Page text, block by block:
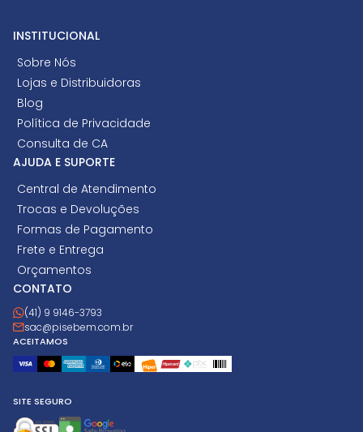
INSTITUCIONAL
Sobre Nós
Lojas e Distribuidoras
Blog
Política de Privacidade
Consulta de CA
AJUDA E SUPORTE
Central de Atendimento
Trocas e Devoluções
Formas de Pagamento
Frete e Entrega
Orçamentos
CONTATO
(41) 9 9146-3793
sac@pisebem.com.br
ACEITAMOS
SITE SEGURO